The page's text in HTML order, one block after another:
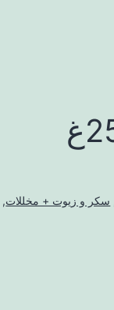
سكر و زيوت + مخللات,